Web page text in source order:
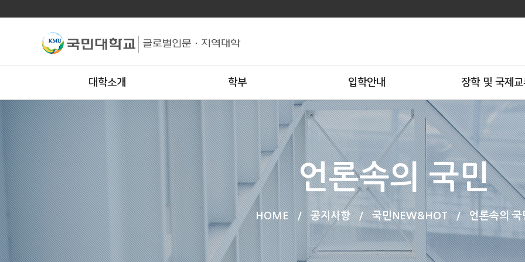
대학소개 학부 입학안내 장학 및 국제
언론속의 국민
HOME / 공지사항 / 국민NEW&HOT / 언론속의 국